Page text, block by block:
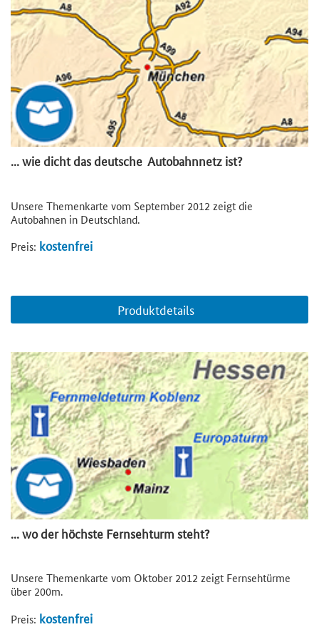
... wie dicht das deutsche Autobahnnetz ist?
Unsere Themenkarte vom September 2012 zeigt die
Autobahnen in Deutschland.
Preis: kostenfrei
Produktdetails
... wo der höchste Fernsehturm steht?
Unsere Themenkarte vom Oktober 2012 zeigt Fernsehtürme
über 200m.
Preis: kostenfrei